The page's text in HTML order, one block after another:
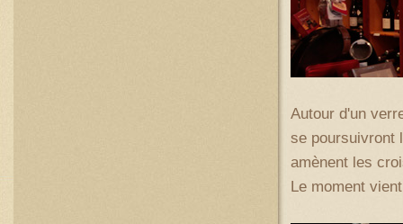
Autour d'un
se poursuivront
amènent les
Le moment